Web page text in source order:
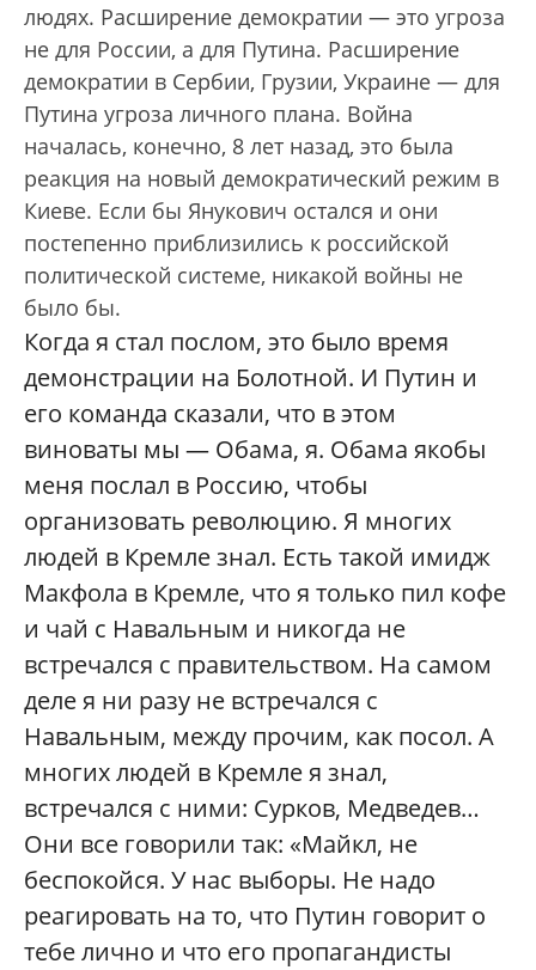
людях. Расширение демократии — это угроза
не для России, а для Путина. Расширение
демократии в Сербии, Грузии, Украине — для
Путина угроза личного плана. Война
началась, конечно, 8 лет назад, это была
реакция на новый демократический режим в
Киеве. Если бы Янукович остался и они
постепенно приблизились к российской
политической системе, никакой войны не
было бы.
Когда я стал послом, это было время
демонстрации на Болотной. И Путин и
его команда сказали, что в этом
виноваты мы — Обама, я. Обама якобы
меня послал в Россию, чтобы
организовать революцию. Я многих
людей в Кремле знал. Есть такой имидж
Макфола в Кремле, что я только пил кофе
и чай с Навальным и никогда не
встречался с правительством. На самом
деле я ни разу не встречался с
Навальным, между прочим, как посол. А
многих людей в Кремле я знал,
встречался с ними: Сурков, Медведев…
Они все говорили так: «Майкл, не
беспокойся. У нас выборы. Не надо
реагировать на то, что Путин говорит о
тебе лично и что его пропагандисты